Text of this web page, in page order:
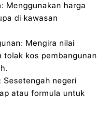
Menggunakan harga
di kawasan
Mengira nilai
tolak kos pembangunan
Sesetengah negeri
atau formula untuk